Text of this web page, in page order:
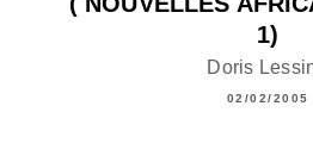
1)
Doris
02/02/2005